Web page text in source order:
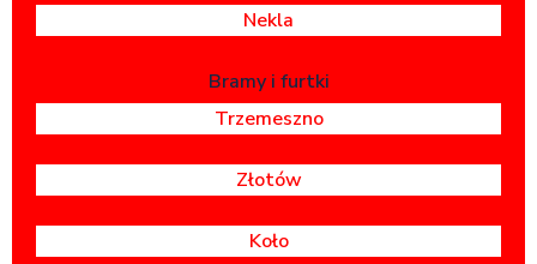
Nekla
Bramy i furtki
Trzemeszno
Złotów
Koło